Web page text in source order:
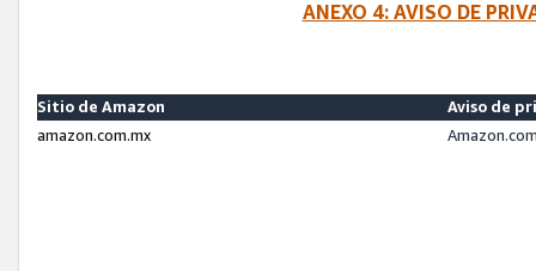
ANEXO 4: AVISO DE
Sitio de Amazon
Aviso de
amazon.com.mx